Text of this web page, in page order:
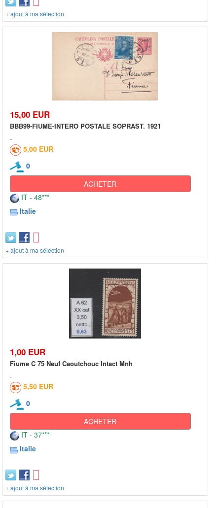
+ ajout à ma sélection
15,00 EUR
BBB99-FIUME-INTERO POSTALE SOPRAST. 1921
5,00 EUR
0
ACHETER
IT - 48***
Italie
+ ajout à ma sélection
1,00 EUR
Fiume C 75 Neuf Caoutchouc Intact Mnh
5,50 EUR
0
ACHETER
IT - 37***
Italie
+ ajout à ma sélection